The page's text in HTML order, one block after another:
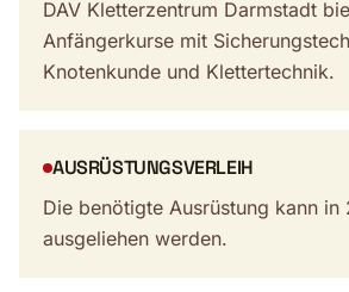
DAV Kletterzentrum Darmstadt
Anfängerkurse mit
Knotenkunde und Klettertechnik.
AUSRÜSTUNGSVERLEIH
Die benötigte Ausrüstung kann in
ausgeliehen werden.